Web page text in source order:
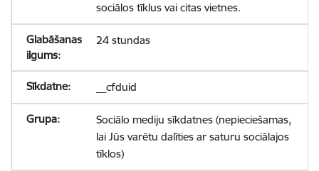
sociālos tīklus vai citas vietnes.
24 stundas
__cfduid
Sociālo mediju sīkdatnes (nepieciešamas,
lai Jūs varētu dalīties ar saturu sociālajos
tīklos)